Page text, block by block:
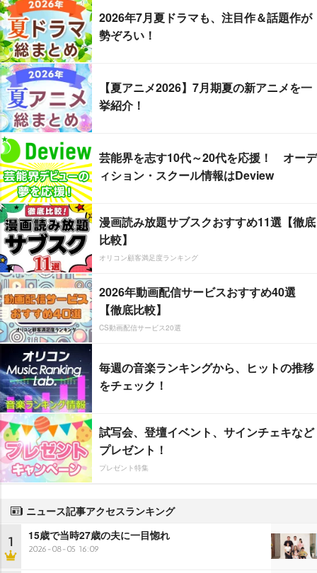
2026年7月夏ドラマも、注目作＆話題作が
勢ぞろい！
【夏アニメ2026】7月期夏の新アニメを一
挙紹介！
芸能界を志す10代～20代を応援！ オーデ
ィション・スクール情報はDeview
漫画読み放題サブスクおすすめ11選【徹底
比較】
オリコン顧客満足度ランキング
2026年動画配信サービスおすすめ40選
【徹底比較】
CS動画配信サービス20選
毎週の音楽ランキングから、ヒットの推移
をチェック！
試写会、登壇イベント、サインチェキなど
プレゼント！
プレゼント特集
ニュース記事アクセスランキング
1 15歳で当時27歳の夫に一目惚れ
2026-08-05 16:09